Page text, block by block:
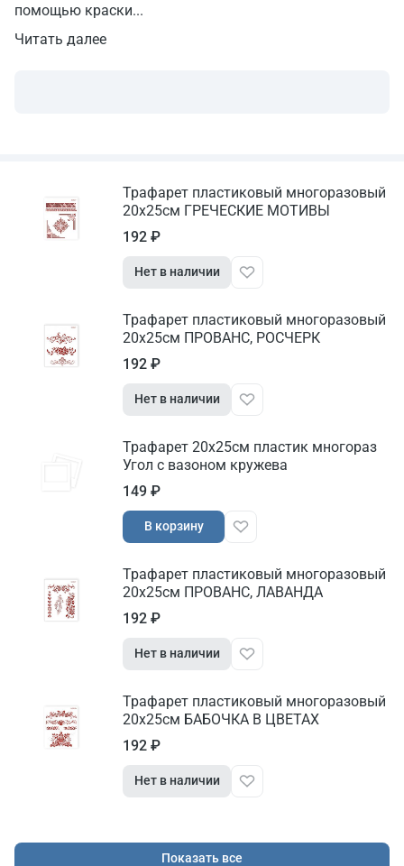
помощью краски...
Читать далее
Трафарет пластиковый многоразовый
20х25см ГРЕЧЕСКИЕ МОТИВЫ
192 ₽
Нет в наличии
Трафарет пластиковый многоразовый
20х25см ПРОВАНС, РОСЧЕРК
192 ₽
Нет в наличии
Трафарет 20х25см пластик многораз
Угол с вазоном кружева
149 ₽
В корзину
Трафарет пластиковый многоразовый
20х25см ПРОВАНС, ЛАВАНДА
192 ₽
Нет в наличии
Трафарет пластиковый многоразовый
20х25см БАБОЧКА В ЦВЕТАХ
192 ₽
Нет в наличии
Показать все